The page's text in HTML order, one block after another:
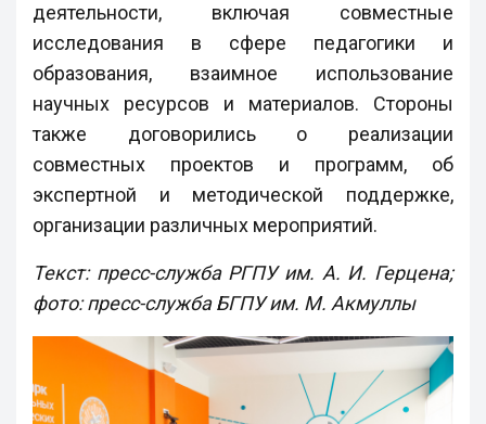
деятельности, включая совместные
исследования в сфере педагогики и
образования, взаимное использование
научных ресурсов и материалов. Стороны
также договорились о реализации
совместных проектов и программ, об
экспертной и методической поддержке,
организации различных мероприятий.
Текст: пресс-служба РГПУ им. А. И. Герцена;
фото: пресс-служба БГПУ им. М. Акмуллы